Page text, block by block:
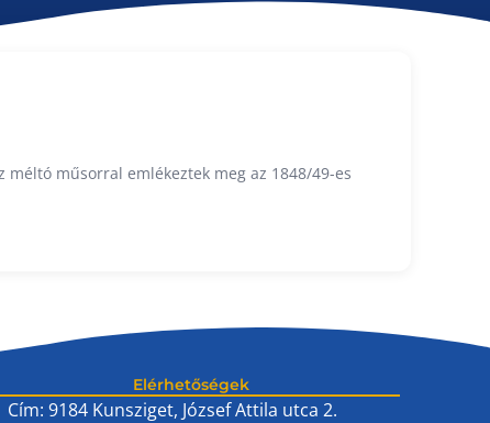
műsorral emlékeztek meg az 1848/49-es
Elérhetőségek
Cím: 9184 Kunsziget, József Attila utca 2.